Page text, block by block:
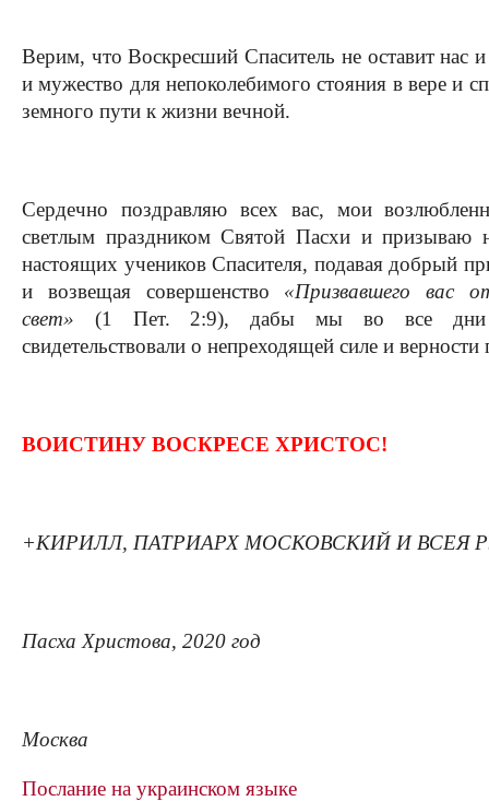
Верим, что Воскресший Спаситель не оставит нас
и мужество для непоколебимого стояния в вере и
земного пути к жизни вечной.
Сердечно поздравляю всех вас, мои
светлым праздником Святой Пасхи и призываю
настоящих учеников Спасителя, подавая добрый
и возвещая совершенство «Призвавшего вас
свет» (1 Пет. 2:9), дабы мы во все дни
свидетельствовали о непреходящей силе и
ВОИСТИНУ ВОСКРЕСЕ ХРИСТОС!
+КИРИЛЛ, ПАТРИАРХ МОСКОВСКИЙ И ВСЕЯ
Пасха Христова, 2020 год
Москва
Послание на украинском языке